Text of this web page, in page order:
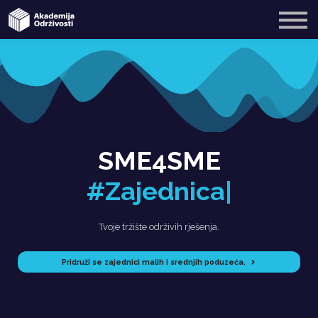
Registriraj se
Prijavi se
SME4SME
#Zajednica|
Tvoje tržište održivih rješenja.
Pridruži se zajednici malih i srednjih poduzeća.